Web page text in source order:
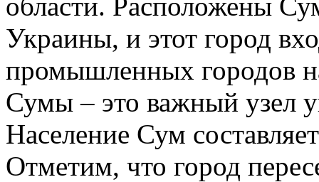
области. Расположены
Украины, и этот город
промышленных городов
Сумы – это важный узел
Население Сум
Отметим, что город